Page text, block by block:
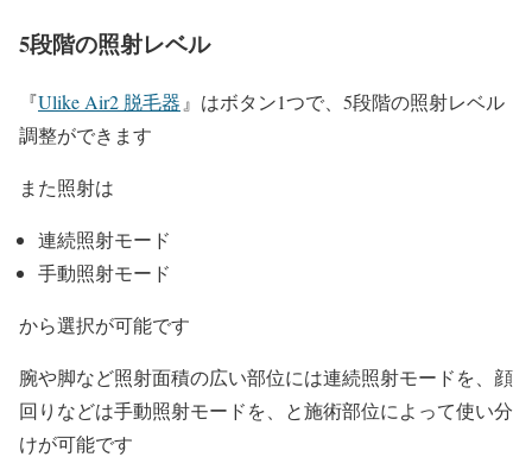
5段階の照射レベル
『Ulike Air2 脱毛器 』はボタン1つで、5段階の照射レベル
調整ができます
また照射は
連続照射モード
手動照射モード
から選択が可能です
腕や脚など照射面積の広い部位には連続照射モードを、顔
回りなどは手動照射モードを、と施術部位によって使い分
けが可能です